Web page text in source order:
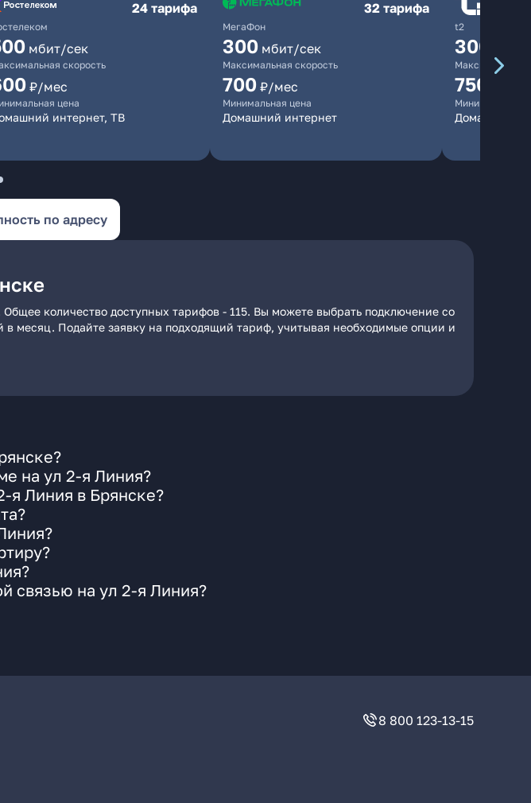
24 тарифа
мбит/сек
скорость
₽/мес
цена
интернет, ТВ
МегаФон
32 тарифа
300 мбит/сек
Максимальная скорость
700 ₽/мес
Минимальная цена
Домашний интернет
t2
300
Максимальная
750
Минимальная
Домашний
по адресу
количество доступных тарифов - 115. Вы можете выбрать подключение со
месяц. Подайте заявку на подходящий тариф, учитывая необходимые опции и
на ул 2-я Линия?
я Линия в Брянске?
связью на ул 2-я Линия?
8 800 123-13-15